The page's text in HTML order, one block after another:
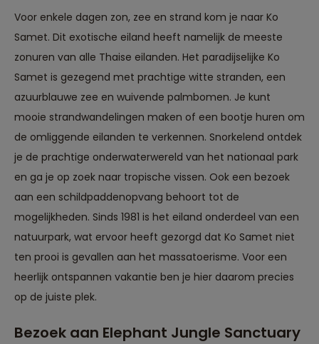
Voor enkele dagen zon, zee en strand kom je naar Ko
Samet. Dit exotische eiland heeft namelijk de meeste
zonuren van alle Thaise eilanden. Het paradijselijke Ko
Samet is gezegend met prachtige witte stranden, een
azuurblauwe zee en wuivende palmbomen. Je kunt
mooie strandwandelingen maken of een bootje huren om
de omliggende eilanden te verkennen. Snorkelend ontdek
je de prachtige onderwaterwereld van het nationaal park
en ga je op zoek naar tropische vissen. Ook een bezoek
aan een schildpaddenopvang behoort tot de
mogelijkheden. Sinds 1981 is het eiland onderdeel van een
natuurpark, wat ervoor heeft gezorgd dat Ko Samet niet
ten prooi is gevallen aan het massatoerisme. Voor een
heerlijk ontspannen vakantie ben je hier daarom precies
op de juiste plek.
Bezoek aan Elephant Jungle Sanctuary